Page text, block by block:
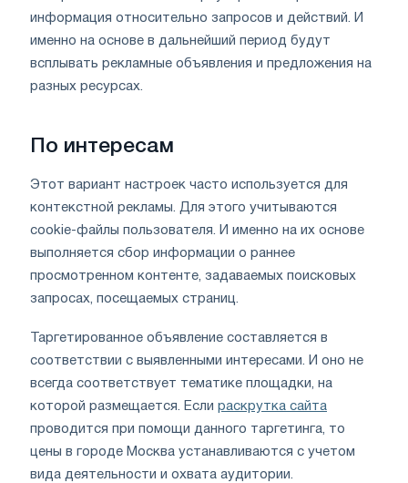
информация относительно запросов и действий. И
именно на основе в дальнейший период будут
всплывать рекламные объявления и предложения на
разных ресурсах.
По интересам
Этот вариант настроек часто используется для
контекстной рекламы. Для этого учитываются
cookie-файлы пользователя. И именно на их основе
выполняется сбор информации о раннее
просмотренном контенте, задаваемых поисковых
запросах, посещаемых страниц.
Таргетированное объявление составляется в
соответствии с выявленными интересами. И оно не
всегда соответствует тематике площадки, на
которой размещается. Если раскрутка сайта
проводится при помощи данного таргетинга, то
цены в городе Москва устанавливаются с учетом
вида деятельности и охвата аудитории.